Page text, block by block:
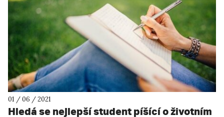
01 / 06 / 2021
Hledá se nejlepší student píšící o životním